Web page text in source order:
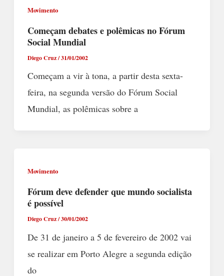
Movimento
Começam debates e polêmicas no Fórum
Social Mundial
Diego Cruz/31/01/2002
Começam a vir à tona, a partir desta sexta-
feira, na segunda versão do Fórum Social
Mundial, as polêmicas sobre a
Movimento
Fórum deve defender que mundo socialista
é possível
Diego Cruz/30/01/2002
De 31 de janeiro a 5 de fevereiro de 2002 vai
se realizar em Porto Alegre a segunda edição
do